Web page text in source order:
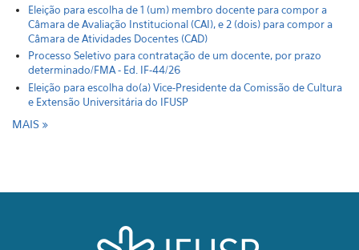
Eleição para escolha de 1 (um) membro docente para compor a
Câmara de Avaliação Institucional (CAI), e 2 (dois) para compor a
Câmara de Atividades Docentes (CAD)
Processo Seletivo para contratação de um docente, por prazo
determinado/FMA - Ed. IF-44/26
Eleição para escolha do(a) Vice-Presidente da Comissão de Cultura
e Extensão Universitária do IFUSP
MAIS